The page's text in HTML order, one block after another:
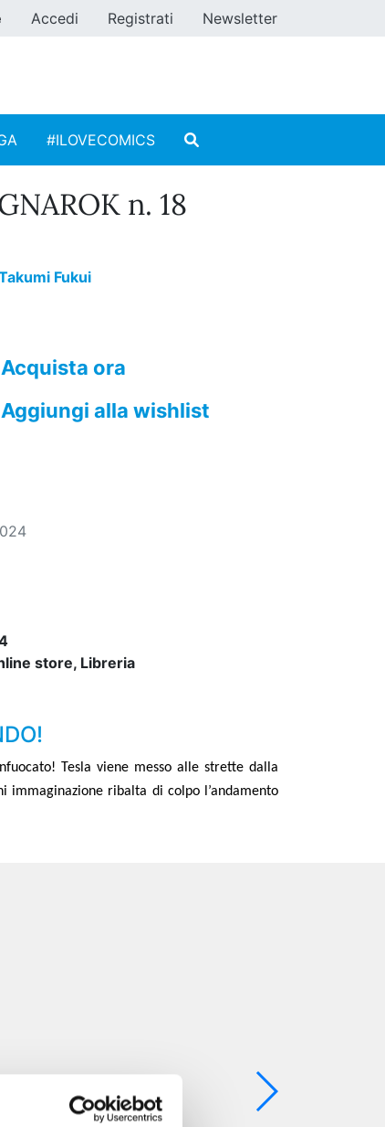
Accedi Registrati Newsletter
#ILOVECOMICS
n. 18
Fukui
Acquista ora
Aggiungi alla wishlist
store, Libreria
Tesla viene messo alle strette dalla
immaginazione ribalta di colpo l ’andamento